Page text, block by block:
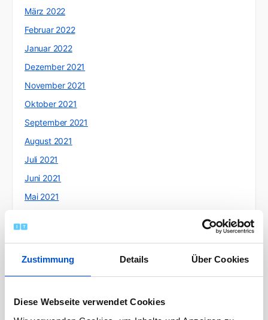
Zustimmung Details Über Cookies
Diese Webseite verwendet Cookies
März 2022
Februar 2022
Januar 2022
Dezember 2021
November 2021
Oktober 2021
September 2021
August 2021
Juli 2021
Juni 2021
Mai 2021
März 2021
November 2020